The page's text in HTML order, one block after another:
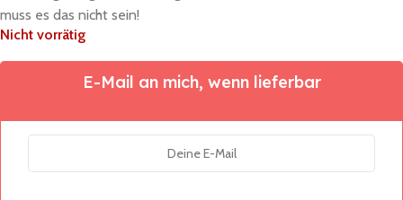
muss es das nicht sein!
Nicht vorrätig
E-Mail an mich, wenn lieferbar